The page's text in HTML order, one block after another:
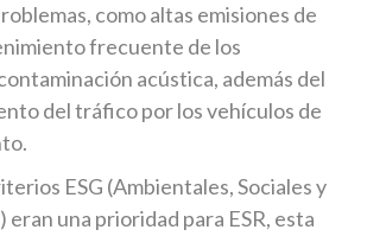
como altas emisiones de
frecuente de los
acústica, además del
del tráfico por los vehículos de
ESG (Ambientales, Sociales y
eran una prioridad para ESR, esta